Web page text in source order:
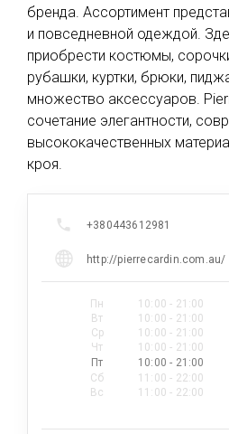
бренда. Ассортимент
и повседневной одеждой.
приобрести костюмы,
рубашки, куртки, брюки,
множество аксессуаров.
сочетание элегантности,
высококачественных
кроя.
+380443612981
http://pierrecardin.com.au/
Пн
10:00 - 21:00
Вт
10:00 - 21:00
Ср
10:00 - 21:00
Чт
10:00 - 21:00
Пт
10:00 - 21:00
Сб
11:00 - 22:00
Вс
11:00 - 22:00